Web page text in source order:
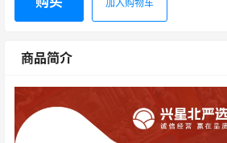
加入购物车
商品简介